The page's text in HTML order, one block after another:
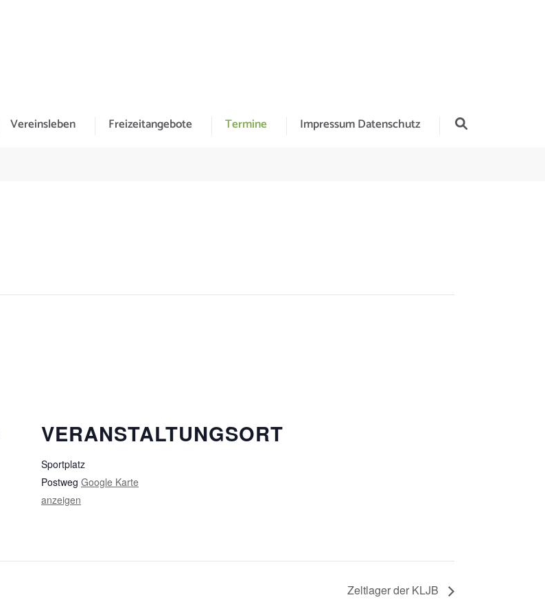
Vereinsleben Freizeitangebote Termine Impressum Datenschutz
VERANSTALTUNGSORT
Sportplatz
Postweg Google Karte
anzeigen
Zeltlager der KLJB